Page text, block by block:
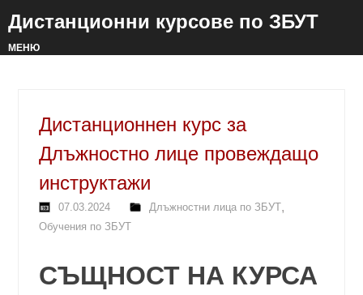
Дистанционни курсове по ЗБУТ
МЕНЮ
Дистанционнен курс за
Длъжностно лице провеждащо
инструктажи
07.03.2024 Длъжностни лица по ЗБУТ,
Обучения по ЗБУТ
СЪЩНОСТ НА КУРСА